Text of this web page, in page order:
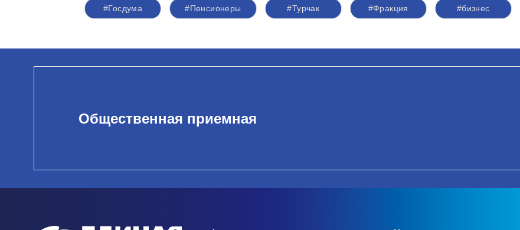
#Госдума #Пенсионеры #Турчак #Фракция #бизнес
Общественная приемная